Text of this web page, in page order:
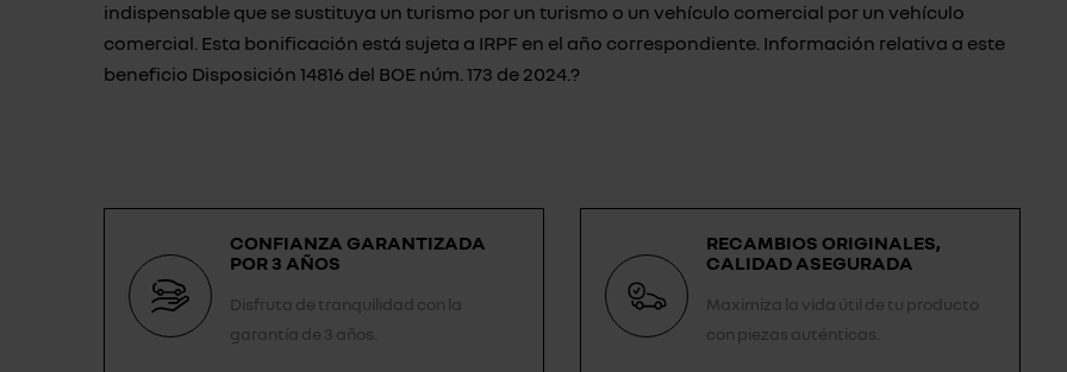
indispensable que se sustituya un turismo por un turismo o un vehículo comercial por un vehículo
comercial. Esta bonificación está sujeta a IRPF en el año correspondiente. Información relativa a este
beneficio Disposición 14816 del BOE núm. 173 de 2024.?
CONFIANZA GARANTIZADA
POR 3 AÑOS
Disfruta de tranquilidad con la
garantía de 3 años.
RECAMBIOS ORIGINALES,
CALIDAD ASEGURADA
Maximiza la vida útil de tu producto
con piezas auténticas.